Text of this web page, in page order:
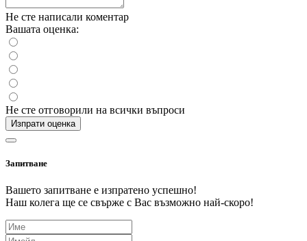
Не сте написали коментар
Вашата оценка:
Не сте отговорили на всички въпроси
Изпрати оценка
Запитване
Вашето запитване е изпратено успешно!
Наш колега ще се свърже с Вас възможно най-скоро!